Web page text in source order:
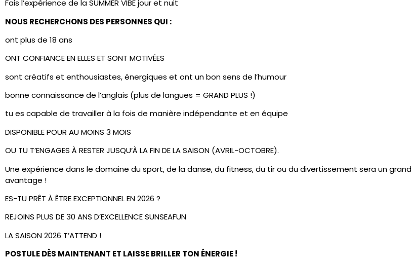
Fais l’expérience de la SUMMER VIBE jour et nuit
NOUS RECHERCHONS DES PERSONNES QUI :
ont plus de 18 ans
ONT CONFIANCE EN ELLES ET SONT MOTIVÉES
sont créatifs et enthousiastes, énergiques et ont un bon sens de l’humour
bonne connaissance de l’anglais (plus de langues = GRAND PLUS !)
tu es capable de travailler à la fois de manière indépendante et en équipe
DISPONIBLE POUR AU MOINS 3 MOIS
OU TU T’ENGAGES À RESTER JUSQU’À LA FIN DE LA SAISON (AVRIL-OCTOBRE).
Une expérience dans le domaine du sport, de la danse, du fitness, du tir ou du divertissement sera un grand
avantage !
ES-TU PRÊT À ÊTRE EXCEPTIONNEL EN 2026 ?
REJOINS PLUS DE 30 ANS D’EXCELLENCE SUNSEAFUN
LA SAISON 2026 T’ATTEND !
POSTULE DÈS MAINTENANT ET LAISSE BRILLER TON ÉNERGIE !